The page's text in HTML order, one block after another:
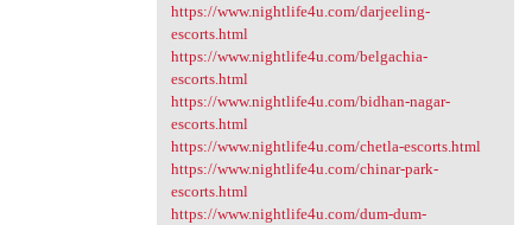
https://www.nightlife4u.com/darjeeling-
escorts.html
https://www.nightlife4u.com/belgachia-
escorts.html
https://www.nightlife4u.com/bidhan-nagar-
escorts.html
https://www.nightlife4u.com/chetla-escorts.html
https://www.nightlife4u.com/chinar-park-
escorts.html
https://www.nightlife4u.com/dum-dum-